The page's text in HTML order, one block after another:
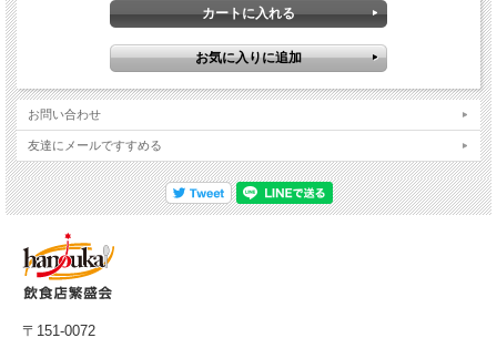
お問い合わせ
友達にメールですすめる
〒151-0072